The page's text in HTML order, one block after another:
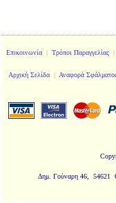
Επικοινωνία| Τρόποι Παραγγελίας|
Αρχική Σελίδα | Αναφορά
Δημ. Γούναρη 46, 54621